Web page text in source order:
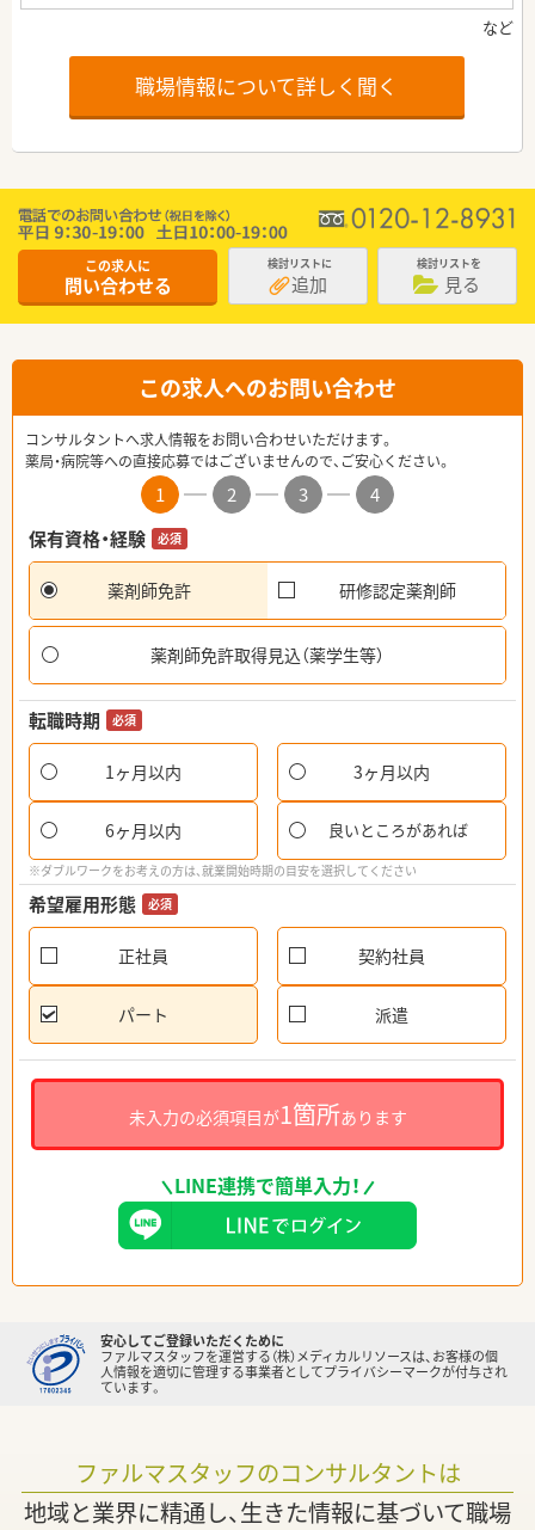
職場情報について詳しく聞く
この求人に
問い合わせる
検討リストに
追加
検討リストを
見る
この求人へのお問い合わせ
コンサルタントへ求人情報をお問い合わせいただけます。
薬局・病院等への直接応募ではございませんので、ご安心ください。
1 2 3
4
保有資格・経験
必須
薬剤師免許 研修認定薬剤師
薬剤師免許取得見込（薬学生等）
転職時期 必須
1ヶ月以内 3ヶ月以内
6ヶ月以内 良いところがあれば
※ダブルワークをお考えの方は、就業開始時期の目安を選択してください
希望雇用形態 必須
正社員 契約社員
パート 派遣
未入力の必須項目が1箇所あります
LINE連携で簡単入力！
安心してご登録いただくために
ファルマスタッフを運営する（株）メディカルリソースは、お客様の個
人情報を適切に管理する事業者としてプライバシーマークが付与され
ています。
ファルマスタッフのコンサルタントは
地域と業界に精通し、生きた情報に基づいて職場